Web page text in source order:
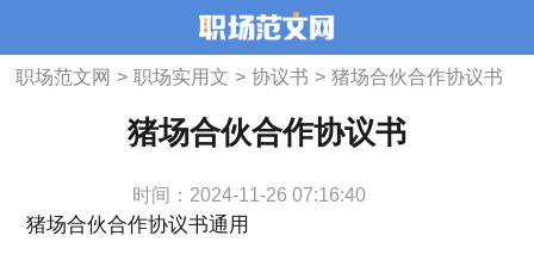
职场范文网 > 职场实用文 > 协议书 > 猪场合伙合作协议书
猪场合伙合作协议书
时间：2024-11-26 07:16:40
猪场合伙合作协议书通用